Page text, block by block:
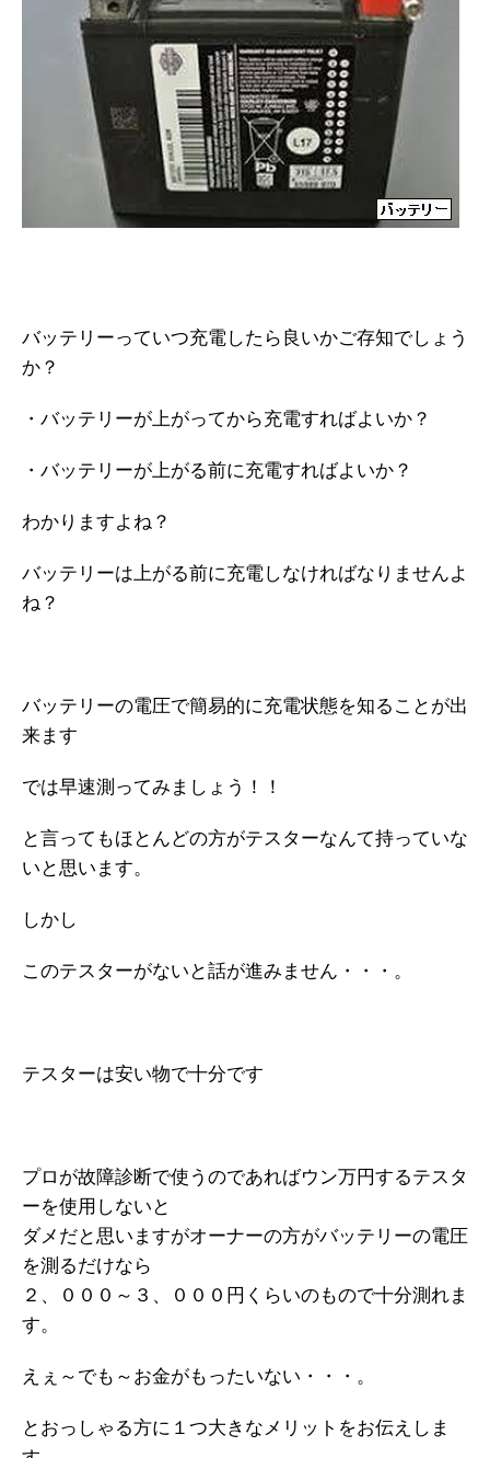
バッテリーっていつ充電したら良いかご存知でしょう
か？
・バッテリーが上がってから充電すればよいか？
・バッテリーが上がる前に充電すればよいか？
わかりますよね？
バッテリーは上がる前に充電しなければなりませんよ
ね？
バッテリーの電圧で簡易的に充電状態を知ることが出
来ます
では早速測ってみましょう！！
と言ってもほとんどの方がテスターなんて持っていな
いと思います。
しかし
このテスターがないと話が進みません・・・。
テスターは安い物で十分です
プロが故障診断で使うのであればウン万円するテスタ
ーを使用しないと
ダメだと思いますがオーナーの方がバッテリーの電圧
を測るだけなら
２、０００～３、０００円くらいのもので十分測れま
す。
えぇ～でも～お金がもったいない・・・。
とおっしゃる方に１つ大きなメリットをお伝えしま